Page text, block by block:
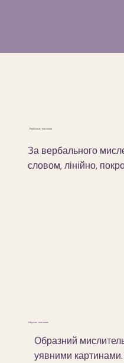
Вербальне мислення
За вербального
словом, лінійно,
Образне мислення
Образний
уявними